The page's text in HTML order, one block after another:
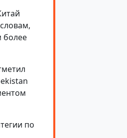
более
по